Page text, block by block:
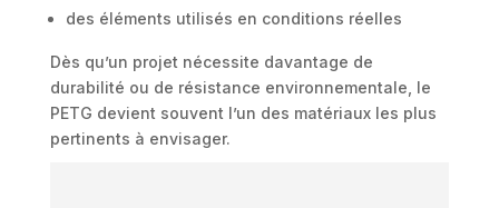
des éléments utilisés en conditions réelles
Dès qu’un projet nécessite davantage de
durabilité ou de résistance environnementale, le
PETG devient souvent l’un des matériaux les plus
pertinents à envisager.